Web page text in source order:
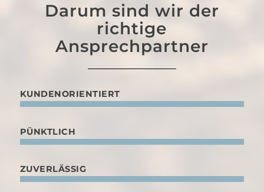
Darum sind wir der
richtige
Ansprechpartner
KUNDENORIENTIERT
PÜNKTLICH
ZUVERLÄSSIG